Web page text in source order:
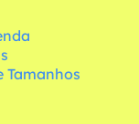
Tamanhos